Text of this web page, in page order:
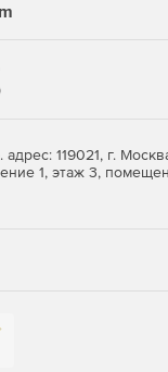
119021, г.
1, этаж 3,